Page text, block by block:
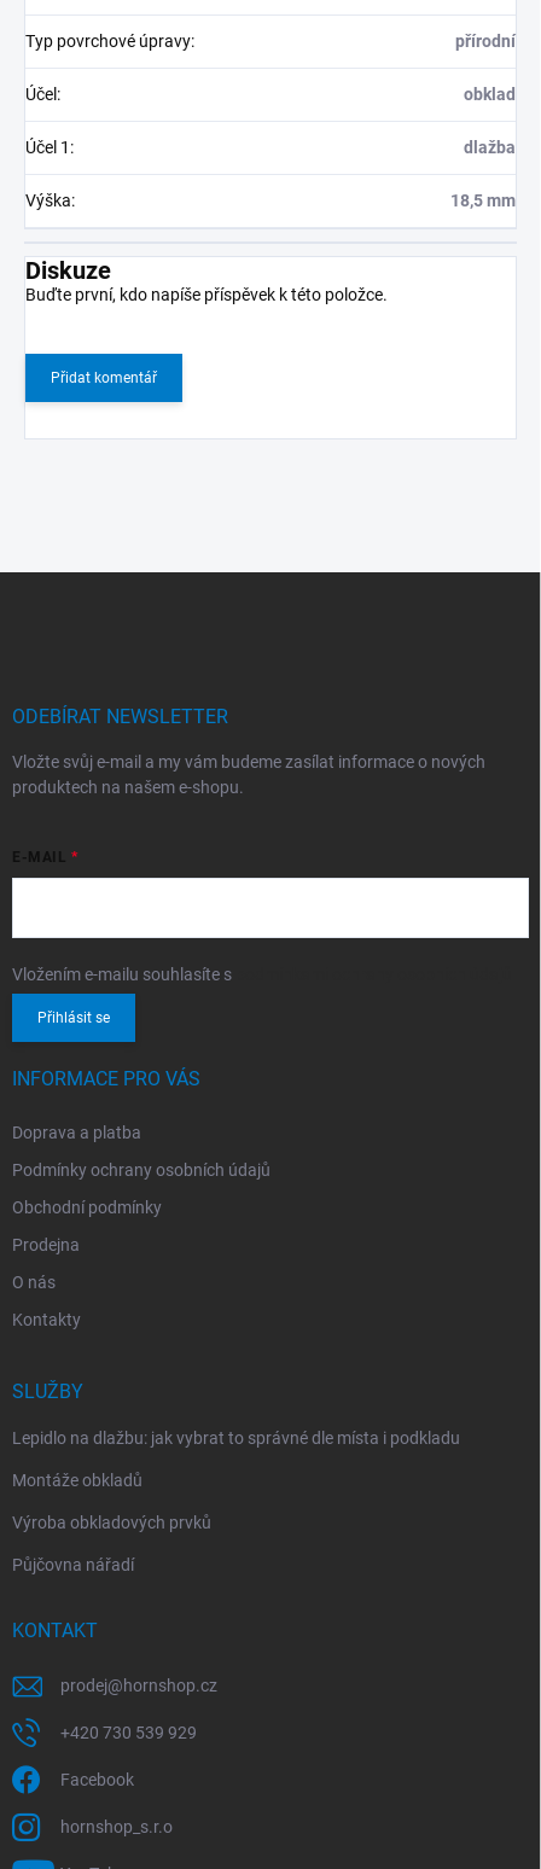
Typ povrchové úpravy: přírodní
Účel : obklad
Účel 1 : dlažba
Výška: 18,5 mm
Diskuze
Buďte první, kdo napíše příspěvek k této položce.
Přidat komentář
ODEBÍRAT NEWSLETTER
Vložte svůj e-mail a my vám budeme zasílat informace o nových
produktech na našem e-shopu.
E-MAIL
Vložením e-mailu souhlasíte s
Přihlásit se
INFORMACE PRO VÁS
Doprava a platba
Podmínky ochrany osobních údajů
Obchodní podmínky
Prodejna
O nás
Kontakty
SLUŽBY
Lepidlo na dlažbu: jak vybrat to správné dle místa i podkladu
Montáže obkladů
Výroba obkladových prvků
Půjčovna nářadí
KONTAKT
prodej@hornshop.cz
+420 730 539 929
Facebook
hornshop_s.r.o